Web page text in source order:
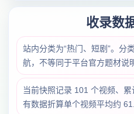
收录数
站内分类为“热门、短剧”。分
航，不等同于平台官方题材说
当前快照记录 101 个视频、
有数据折算单个视频平均约